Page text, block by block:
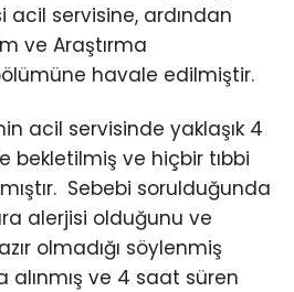
acil servisine, ardından
ve Araştırma
havale edilmiştir.
acil servisinde yaklaşık 4
bekletilmiş ve hiçbir tıbbi
Sebebi sorulduğunda
alerjisi olduğunu ve
olmadığı söylenmiş
ve 4 saat süren